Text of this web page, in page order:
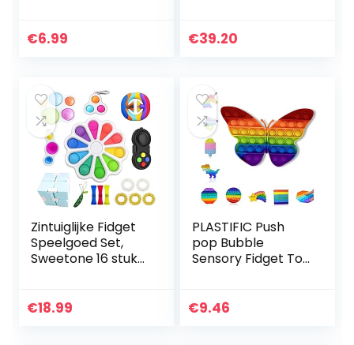
speelgoed, anti-
€6.99
Speelgoed Kit,
€39.20
Zintuiglijke Fidget
Speelgoed Set,
Sweetone 16 stuks
met eenvoudige
€18.99
PLASTIFIC Push
pop Bubble
Sensory Fidget Toy
Reliever| Angst
€9.46